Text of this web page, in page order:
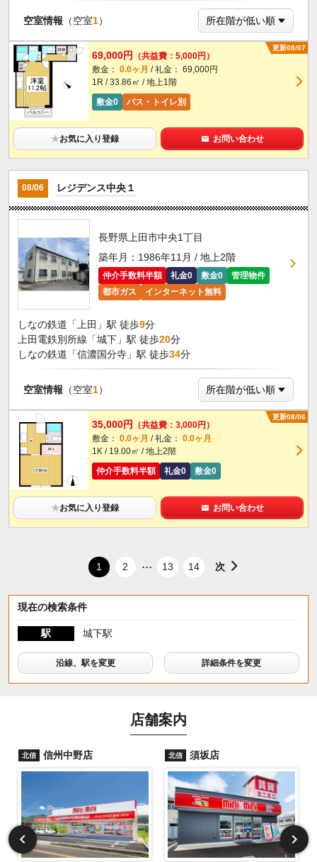
空室情報 （空室1）
更新08/07
69,000円
（共益費：5,000円）
敷金： 0.0ヶ月 / 礼金： 69,000円
1R / 33.86㎡ / 地上1階
敷金0
バス・トイレ別
★お気に入り登録 お問い合わせ
08/06 レジデンス中央１
長野県上田市中央1丁目
築年月：1986年11月 / 地上2階
仲介手数料半額 礼金0 敷金0
管理物件
都市ガス
インターネット無料
しなの鉄道「上田」駅 徒歩9分
上田電鉄別所線「城下」駅 徒歩20分
しなの鉄道「信濃国分寺」駅 徒歩34分
空室情報 （空室1）
更新08/06
35,000円
（共益費：3,000円）
敷金： 0.0ヶ月 / 礼金： 0.0ヶ月
1K / 19.00㎡ / 地上2階
仲介手数料半額
礼金0 敷金0
★お気に入り登録 お問い合わせ
1 2 ... 13 14 次
現在の検索条件
駅 城下駅
沿線、駅を変更 詳細条件を変更
店舗案内
北信 信州中野店 北信 須坂店